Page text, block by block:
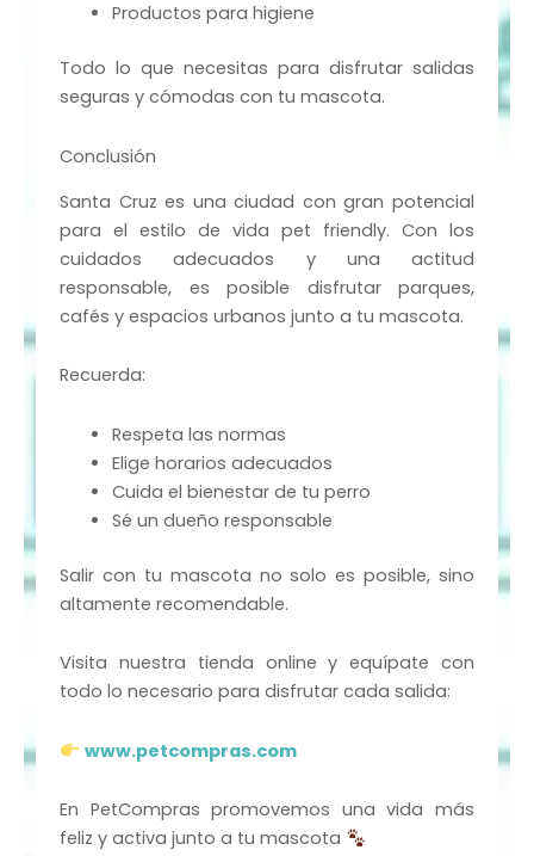
Productos para higiene
Todo lo que necesitas para disfrutar salidas
seguras y cómodas con tu mascota.
Conclusión
Santa Cruz es una ciudad con gran potencial
para el estilo de vida pet friendly. Con los
cuidados adecuados y una actitud
responsable, es posible disfrutar parques,
cafés y espacios urbanos junto a tu mascota.
Recuerda:
Respeta las normas
Elige horarios adecuados
Cuida el bienestar de tu perro
Sé un dueño responsable
Salir con tu mascota no solo es posible, sino
altamente recomendable.
Visita nuestra tienda online y equípate con
todo lo necesario para disfrutar cada salida:
www.petcompras.com
En PetCompras promovemos una vida más
feliz y activa junto a tu mascota